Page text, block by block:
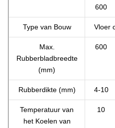
600
Type van Bouw Vloer
Max.
Rubberbladbreedte
(mm)
600
Rubberdikte (mm) 4-10
Temperatuur van
het Koelen van
10